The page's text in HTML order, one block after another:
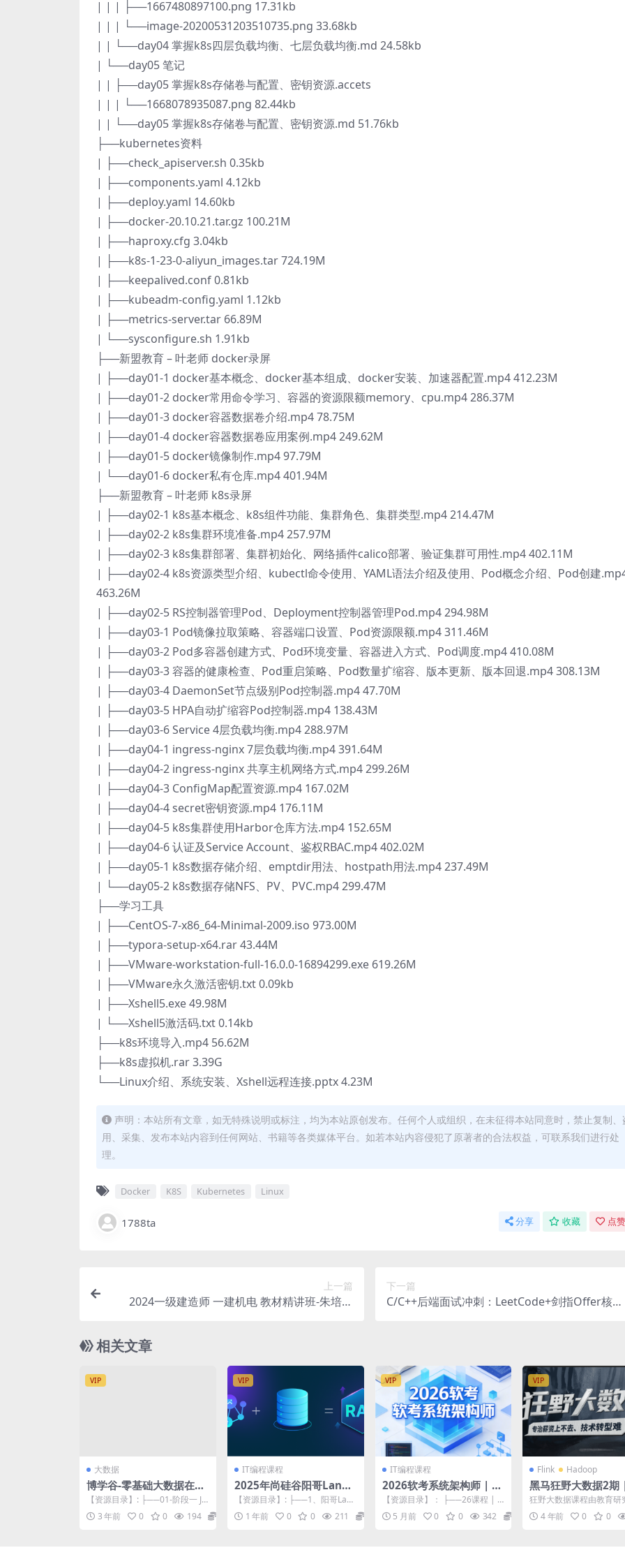
| | | ├──1667480897100.png 17.31kb
| | | └──image-20200531203510735.png 33.68kb
| | └──day04 掌握k8s四层负载均衡、七层负载均衡.md 24.58kb
| └──day05 笔记
| | ├──day05 掌握k8s存储卷与配置、密钥资源.accets
| | | └──1668078935087.png 82.44kb
| | └──day05 掌握k8s存储卷与配置、密钥资源.md 51.76kb
├──kubernetes资料
| ├──check_apiserver.sh 0.35kb
| ├──components.yaml 4.12kb
| ├──deploy.yaml 14.60kb
| ├──docker-20.10.21.tar.gz 100.21M
| ├──haproxy.cfg 3.04kb
| ├──k8s-1-23-0-aliyun_images.tar 724.19M
| ├──keepalived.conf 0.81kb
| ├──kubeadm-config.yaml 1.12kb
| ├──metrics-server.tar 66.89M
| └──sysconfigure.sh 1.91kb
├──新盟教育 – 叶老师 docker录屏
| ├──day01-1 docker基本概念、docker基本组成、docker安装、加速器配置.mp4 412.23M
| ├──day01-2 docker常用命令学习、容器的资源限额memory、cpu.mp4 286.37M
| ├──day01-3 docker容器数据卷介绍.mp4 78.75M
| ├──day01-4 docker容器数据卷应用案例.mp4 249.62M
| ├──day01-5 docker镜像制作.mp4 97.79M
| └──day01-6 docker私有仓库.mp4 401.94M
├──新盟教育 – 叶老师 k8s录屏
| ├──day02-1 k8s基本概念、k8s组件功能、集群角色、集群类型.mp4 214.47M
| ├──day02-2 k8s集群环境准备.mp4 257.97M
| ├──day02-3 k8s集群部署、集群初始化、网络插件calico部署、验证集群可用性.mp4 402.11M
| ├──day02-4 k8s资源类型介绍、kubectl命令使用、YAML语法介绍及使用、Pod概念介绍、Pod创建
463.26M
| ├──day02-5 RS控制器管理Pod、Deployment控制器管理Pod.mp4 294.98M
| ├──day03-1 Pod镜像拉取策略、容器端口设置、Pod资源限额.mp4 311.46M
| ├──day03-2 Pod多容器创建方式、Pod环境变量、容器进入方式、Pod调度.mp4 410.08M
| ├──day03-3 容器的健康检查、Pod重启策略、Pod数量扩缩容、版本更新、版本回退.mp4 308.13M
| ├──day03-4 DaemonSet节点级别Pod控制器.mp4 47.70M
| ├──day03-5 HPA自动扩缩容Pod控制器.mp4 138.43M
| ├──day03-6 Service 4层负载均衡.mp4 288.97M
| ├──day04-1 ingress-nginx 7层负载均衡.mp4 391.64M
| ├──day04-2 ingress-nginx 共享主机网络方式.mp4 299.26M
| ├──day04-3 ConfigMap配置资源.mp4 167.02M
| ├──day04-4 secret密钥资源.mp4 176.11M
| ├──day04-5 k8s集群使用Harbor仓库方法.mp4 152.65M
| ├──day04-6 认证及Service Account、鉴权RBAC.mp4 402.02M
| ├──day05-1 k8s数据存储介绍、emptdir用法、hostpath用法.mp4 237.49M
| └──day05-2 k8s数据存储NFS、PV、PVC.mp4 299.47M
├──学习工具
| ├──CentOS-7-x86_64-Minimal-2009.iso 973.00M
| ├──typora-setup-x64.rar 43.44M
| ├──VMware-workstation-full-16.0.0-16894299.exe 619.26M
| ├──VMware永久激活密钥.txt 0.09kb
| ├──Xshell5.exe 49.98M
| └──Xshell5激活码.txt 0.14kb
├──k8s环境导入.mp4 56.62M
├──k8s虚拟机.rar 3.39G
└──Linux介绍、系统安装、Xshell远程连接.pptx 4.23M
声明：本站所有文章，如无特殊说明或标注，均为本站原创发布。任何个人或组织，在未征得本站同意时，禁止复制、
用、采集、发布本站内容到任何网站、书籍等各类媒体平台。如若本站内容侵犯了原著者的合法权益，可联系我们进行处
理。
Docker K8S Kubernetes Linux
1788ta 分享 收藏 点
上一篇
2024一级建造师 一建机电 教材精讲班-朱培浩
下一篇
C/C++后端面试冲刺：LeetCode+剑指Offer核心
相关文章
VIP
大数据
博学谷-零基础大数据在线
就业班
【资源目录】: ├──01-阶段一 Ja
va基础 | ├──01-第一章 Jav...
3 年前 0 0 194
VIP
IT编程课程
2025年尚硅谷阳哥LangC
hain4J +向量数据库+RA
G
【资源目录】: ├──1、阳哥Lang
Chain4J大模型应用串联讲解 | ├
─... 1 年前 0 0 211
VIP
IT编程课程
2026软考系统架构师 | 更
新
【资源目录】： ├──26课程 | ├
──0.wen2605-更新中 | | ├...
5 月前 0 0 342
VIP
Flink Hadoop
黑马狂野大数据2期
狂野大数据课程由教育研
级研究员基于行业发展、
求、学员反馈打造的优质
4 年前 0 0